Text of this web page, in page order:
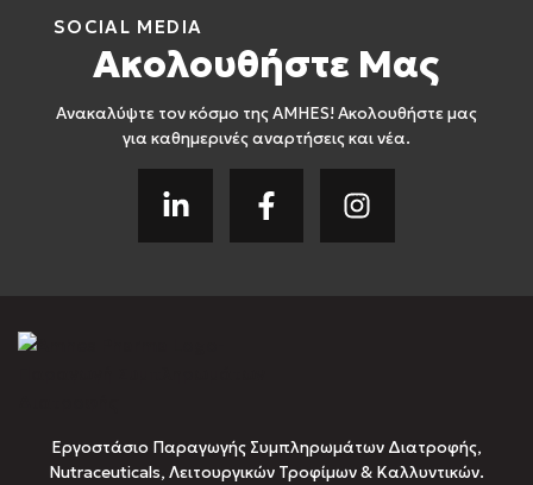
SOCIAL MEDIA
Ακολουθήστε Μας
Ανακαλύψτε τον κόσμο της AMHES! Ακολουθήστε μας
για καθημερινές αναρτήσεις και νέα.
Εργοστάσιο Παραγωγής Συμπληρωμάτων Διατροφής,
Νutraceuticals, Λειτουργικών Τροφίμων & Καλλυντικών.